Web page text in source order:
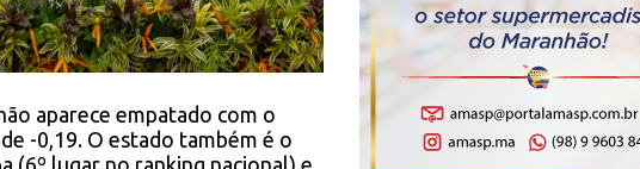
aparece empatado com o
-0,19. O estado também é o
(6º lugar no ranking nacional) e